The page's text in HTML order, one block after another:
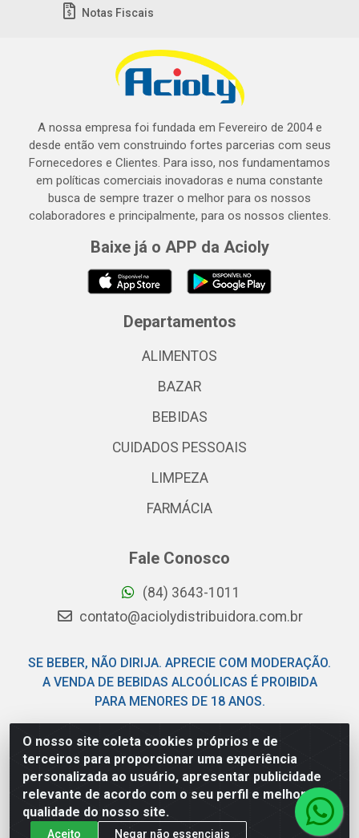
O nosso site coleta cookies próprios e de
terceiros para proporcionar uma experiência
personalizada ao usuário, apresentar publicidade
relevante de acordo com o seu perfil e melhorar a
qualidade do nosso site.
Aceito Negar não essenciais
Notas Fiscais
A nossa empresa foi fundada em Fevereiro de 2004 e
desde então vem construindo fortes parcerias com seus
Fornecedores e Clientes. Para isso, nos fundamentamos
em políticas comerciais inovadoras e numa constante
busca de sempre trazer o melhor para os nossos
colaboradores e principalmente, para os nossos clientes.
Baixe já o APP da Acioly
Departamentos
ALIMENTOS
BAZAR
BEBIDAS
CUIDADOS PESSOAIS
LIMPEZA
FARMÁCIA
Fale Conosco
(84) 3643-1011
contato@aciolydistribuidora.com.br
SE BEBER, NÃO DIRIJA. APRECIE COM MODERAÇÃO.
A VENDA DE BEBIDAS ALCOÓLICAS É PROIBIDA
PARA MENORES DE 18 ANOS.
Acioly Distribuidora - Av Piloto Pereira Tim - Parque de
Exposições - Parnamirim/RN - CEP 59146-480 - CNPJ
06.029.901/0001-92